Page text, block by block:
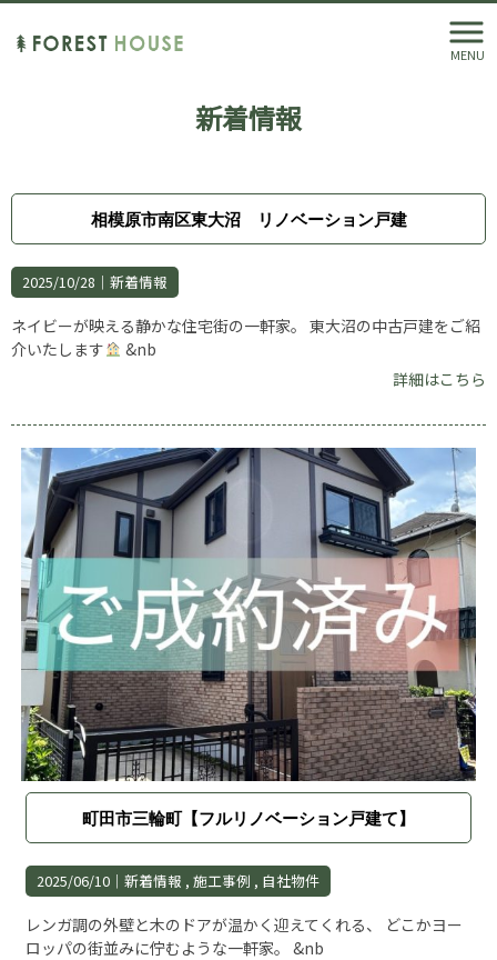
MENU
新着情報
相模原市南区東大沼 リノベーション戸建
2025/10/28｜ 新着情報
ネイビーが映える静かな住宅街の一軒家。 東大沼の中古戸建をご紹
介いたします
&nb
詳細はこちら
町田市三輪町【フルリノベーション戸建て】
2025/06/10｜ 新着情報 施工事例 自社物件
レンガ調の外壁と木のドアが温かく迎えてくれる、 どこかヨー
ロッパの街並みに佇むような一軒家。 &nb